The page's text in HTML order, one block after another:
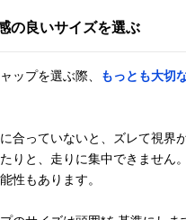
の良いサイズを選ぶ
ップを選ぶ際、
もっとも大切
合っていないと、ズレて視界
りと、走りに集中できません
性もあります。